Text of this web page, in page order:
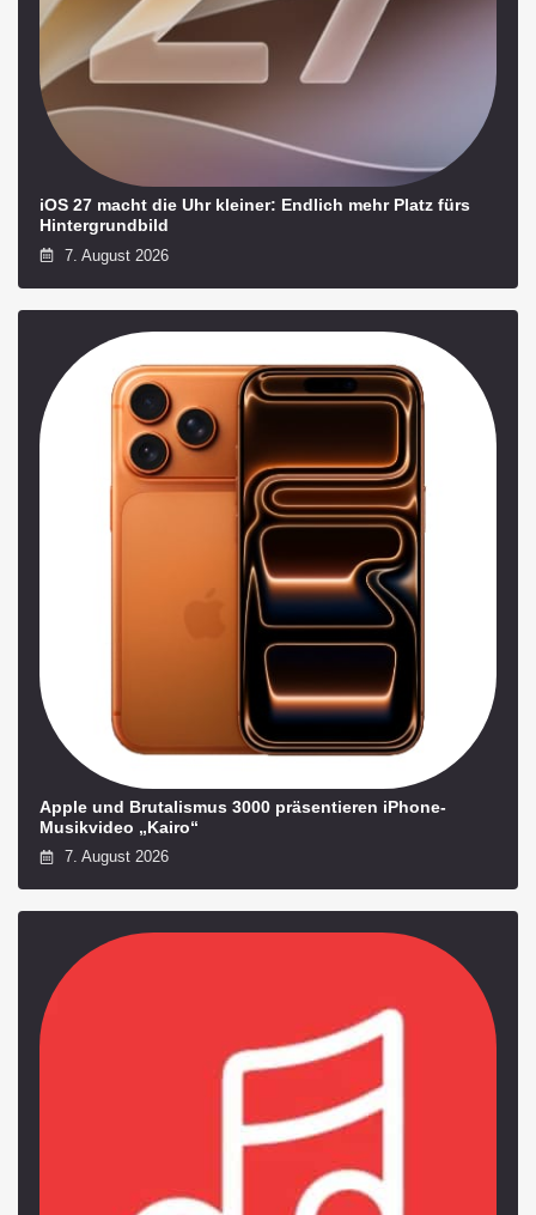
iOS 27 macht die Uhr kleiner: Endlich mehr Platz fürs
Hintergrundbild
7. August 2026
Apple und Brutalismus 3000 präsentieren iPhone-
Musikvideo „Kairo“
7. August 2026